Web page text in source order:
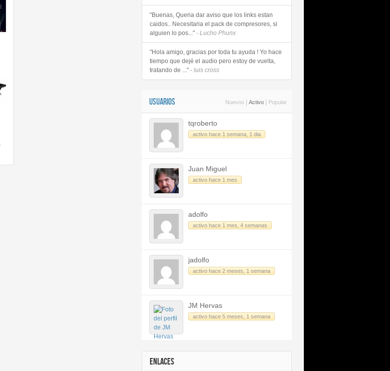
"Buenas, Queria dar aviso que los links estan
caidos.. Necesitaria el pack de compresores, si
alguien lo pos..." - Lucho Phunx
"Hola amigo, gracias por toda tu ayuda ! Yo hace
tiempo que dejé el audio pero estoy de vuelta,
tratando de ..." - luis cross
USUARIOS Nuevos Activo Popular
tqroberto
activo hace 1 semana, 1 dia
Juan Miguel
activo hace 1 mes
adolfo
activo hace 1 mes, 4 semanas
jadolfo
activo hace 2 meses, 1 semana
JM Hervas
activo hace 5 meses, 1 semana
ENLACES